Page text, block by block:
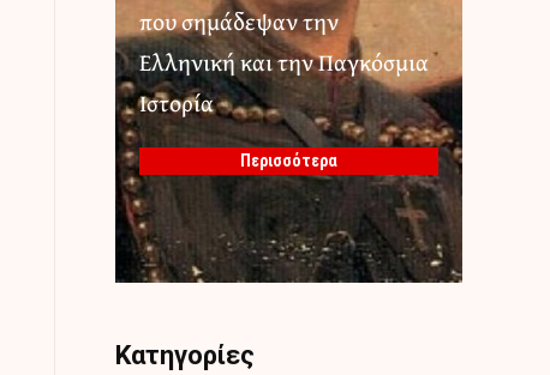
που σημάδεψαν την
Ελληνική και την Παγκόσμια
Ιστορία
Περισσότερα
Κατηγορίες